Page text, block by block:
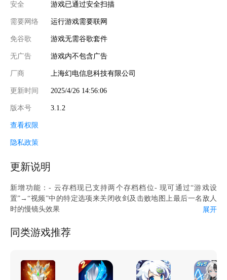
安全 游戏已通过安全扫描
需要网络 运行游戏需要联网
免谷歌 游戏无需谷歌套件
无广告 游戏内不包含广告
厂商 上海幻电信息科技有限公司
更新时间 2025/4/26 14:56:06
版本号 3.1.2
查看权限
隐私政策
更新说明
新增功能：- 云存档现已支持两个存档档位- 现可通过“游戏设
置”→“视频”中的特定选项来关闭收剑及击败地图上最后一名敌人
时的慢镜头效果
- 修复部分设备下的部分特效表现异常的问题
- 修复安卓设备屏幕无法翻转的问题
- 修复部分平板设备存档界面下方UI显示不全的问题
展开
同类游戏推荐